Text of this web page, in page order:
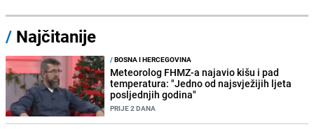
/ Najčitanije
/BOSNA I HERCEGOVINA
Meteorolog FHMZ-a najavio kišu i pad
temperatura: "Jedno od najsvježijih ljeta
posljednjih godina"
PRIJE 2 DANA